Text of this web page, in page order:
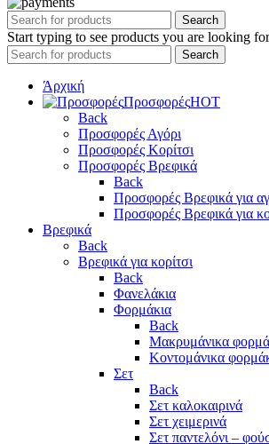
Search
Start typing to see products you are looking
Search
Άρχική
ΠροσφορέςHOT
Back
Προσφορές Αγόρι
Προσφορές Κορίτσι
Προσφορές Βρεφικά
Back
Προσφορές Βρεφικά για
Προσφορές Βρεφικά για
Βρεφικά
Back
Βρεφικά για κορίτσι
Back
Φανελάκια
Φορμάκια
Back
Μακρυμάνικα
Κοντομάνικα
Σετ
Back
Σετ καλοκαιρινά
Σετ χειμερινά
Σετ παντελόνι –